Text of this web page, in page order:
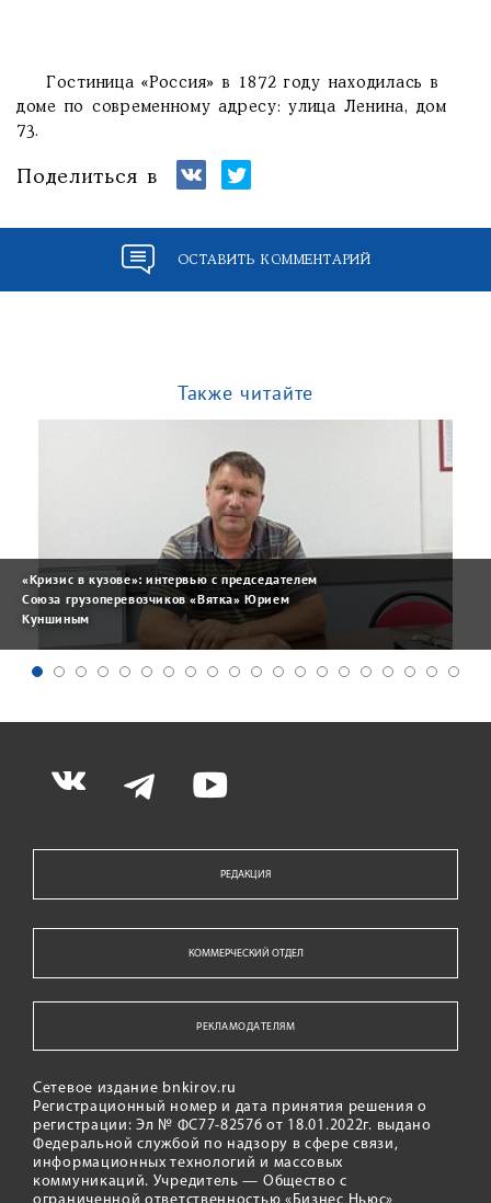
Гостиница «Россия» в 1872 году находилась в
доме по современному адресу: улица Ленина, дом
73.
Поделиться в
ОСТАВИТЬ КОММЕНТАРИЙ
Также читайте
«Кризис в кузове»: интервью с председателем
Союза грузоперевозчиков «Вятка» Юрием
Куншиным
РЕДАКЦИЯ
КОММЕРЧЕСКИЙ ОТДЕЛ
РЕКЛАМОДАТЕЛЯМ
Сетевое издание bnkirov.ru
Регистрационный номер и дата принятия решения о
регистрации: Эл № ФС77-82576 от 18.01.2022г. выдано
Федеральной службой по надзору в сфере связи,
информационных технологий и массовых
коммуникаций. Учредитель — Общество с